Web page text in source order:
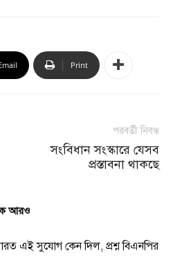
Print
পরবর্তী নিবন্ধ
সংবিধান সংস্কারে যেসব
প্রস্তাবনা থাকছে
আরও
এই সুযোগ কেন দিল, প্রশ্ন বিএনপির